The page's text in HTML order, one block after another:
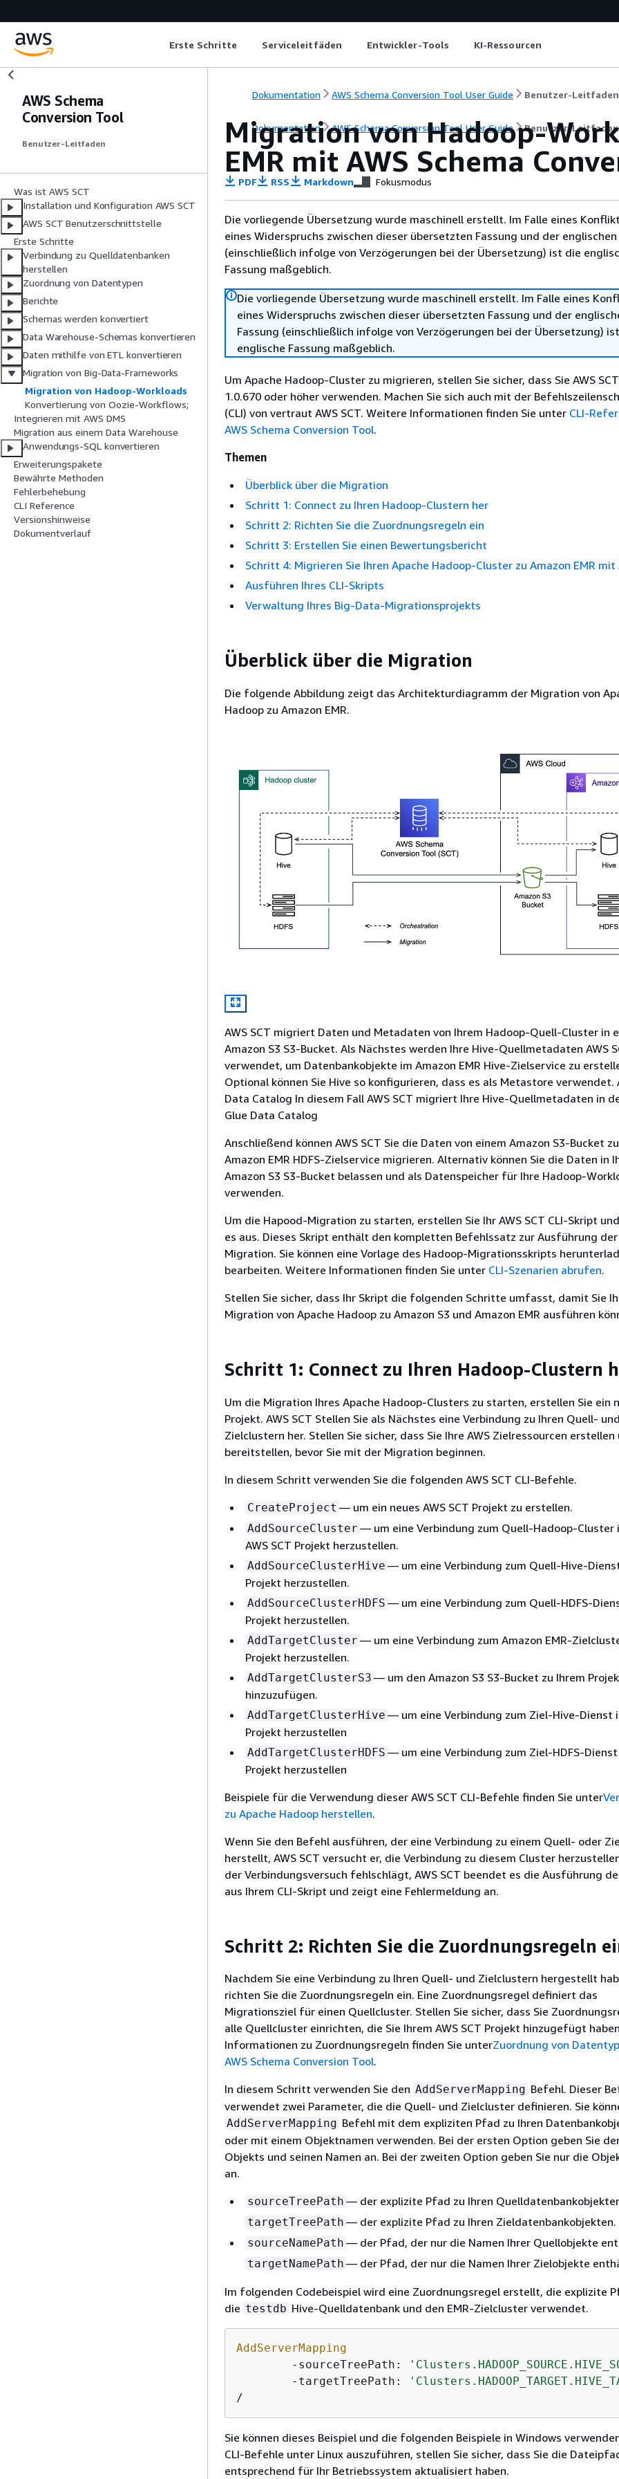
Erste Schritte Serviceleitfäden Entwickler-Tools KI-Ressourcen
AWS Schema
Conversion Tool
Benutzer-Leitfaden
Was ist AWS SCT
Installation und Konfiguration AWS SCT
AWS SCT Benutzerschnittstelle
Erste Schritte
Verbindung zu Quelldatenbanken
herstellen
Zuordnung von Datentypen
Berichte
Schemas werden konvertiert
Data Warehouse-Schemas konvertieren
Daten mithilfe von ETL konvertieren
Migration von Big-Data-Frameworks
Migration von Hadoop-Workloads
Konvertierung von Oozie-Workflows;
Integrieren mit AWS DMS
Migration aus einem Data Warehouse
Anwendungs-SQL konvertieren
Erweiterungspakete
Bewährte Methoden
Fehlerbehebung
CLI Reference
Versionshinweise
Dokumentverlauf
Dokumentation AWS Schema Conversion Tool User Guide Benutzer-Leitfaden
Dokumentation AWS Schema Conversion Tool User Guide Benutzer-Leitfaden
Migration von Hadoop-
EMR mit AWS Schema
PDF RSS Markdown Fokusmodus
Die vorliegende Übersetzung wurde maschinell erstellt. Im Falle eines
eines Widerspruchs zwischen dieser übersetzten Fassung und der englischen
(einschließlich infolge von Verzögerungen bei der Übersetzung) ist die
Fassung maßgeblich.
Die vorliegende Übersetzung wurde maschinell erstellt. Im Falle eines
eines Widerspruchs zwischen dieser übersetzten Fassung und der
Fassung (einschließlich infolge von Verzögerungen bei der Übersetzung)
englische Fassung maßgeblich.
Um Apache Hadoop-Cluster zu migrieren, stellen Sie sicher, dass Sie AWS
1.0.670 oder höher verwenden. Machen Sie sich auch mit der
(CLI) von vertraut AWS SCT. Weitere Informationen finden Sie unter CLI-
AWS Schema Conversion Tool.
Themen
Überblick über die Migration
Schritt 1: Connect zu Ihren Hadoop-Clustern her
Schritt 2: Richten Sie die Zuordnungsregeln ein
Schritt 3: Erstellen Sie einen Bewertungsbericht
Schritt 4: Migrieren Sie Ihren Apache Hadoop-Cluster zu Amazon EMR mit
Ausführen Ihres CLI-Skripts
Verwaltung Ihres Big-Data-Migrationsprojekts
Überblick über die Migration
Die folgende Abbildung zeigt das Architekturdiagramm der Migration von
Hadoop zu Amazon EMR.
AWS SCT migriert Daten und Metadaten von Ihrem Hadoop-Quell-Cluster in
Amazon S3 S3-Bucket. Als Nächstes werden Ihre Hive-Quellmetadaten AWS
verwendet, um Datenbankobjekte im Amazon EMR Hive-Zielservice zu
Optional können Sie Hive so konfigurieren, dass es als Metastore verwendet.
Data Catalog In diesem Fall AWS SCT migriert Ihre Hive-Quellmetadaten in
Glue Data Catalog
Anschließend können AWS SCT Sie die Daten von einem Amazon S3-Bucket
Amazon EMR HDFS-Zielservice migrieren. Alternativ können Sie die Daten in
Amazon S3 S3-Bucket belassen und als Datenspeicher für Ihre Hadoop-
verwenden.
Um die Hapood-Migration zu starten, erstellen Sie Ihr AWS SCT CLI-Skript
es aus. Dieses Skript enthält den kompletten Befehlssatz zur Ausführung der
Migration. Sie können eine Vorlage des Hadoop-Migrationsskripts
bearbeiten. Weitere Informationen finden Sie unter CLI-Szenarien abrufen.
Stellen Sie sicher, dass Ihr Skript die folgenden Schritte umfasst, damit Sie
Migration von Apache Hadoop zu Amazon S3 und Amazon EMR ausführen
Schritt 1: Connect zu Ihren Hadoop-Clustern
Um die Migration Ihres Apache Hadoop-Clusters zu starten, erstellen Sie ein
Projekt. AWS SCT Stellen Sie als Nächstes eine Verbindung zu Ihren Quell-
Zielclustern her. Stellen Sie sicher, dass Sie Ihre AWS Zielressourcen erstellen
bereitstellen, bevor Sie mit der Migration beginnen.
In diesem Schritt verwenden Sie die folgenden AWS SCT CLI-Befehle.
CreateProject — um ein neues AWS SCT Projekt zu erstellen.
AddSourceCluster — um eine Verbindung zum Quell-Hadoop-Cluster
AWS SCT Projekt herzustellen.
AddSourceClusterHive — um eine Verbindung zum Quell-Hive-
Projekt herzustellen.
AddSourceClusterHDFS — um eine Verbindung zum Quell-HDFS-
Projekt herzustellen.
AddTargetCluster — um eine Verbindung zum Amazon EMR-
Projekt herzustellen.
AddTargetClusterS3 — um den Amazon S3 S3-Bucket zu Ihrem
hinzuzufügen.
AddTargetClusterHive — um eine Verbindung zum Ziel-Hive-Dienst
Projekt herzustellen
AddTargetClusterHDFS — um eine Verbindung zum Ziel-HDFS-
Projekt herzustellen
Beispiele für die Verwendung dieser AWS SCT CLI-Befehle finden Sie unter
zu Apache Hadoop herstellen.
Wenn Sie den Befehl ausführen, der eine Verbindung zu einem Quell- oder
herstellt, AWS SCT versucht er, die Verbindung zu diesem Cluster
der Verbindungsversuch fehlschlägt, AWS SCT beendet es die Ausführung
aus Ihrem CLI-Skript und zeigt eine Fehlermeldung an.
Schritt 2: Richten Sie die Zuordnungsregeln
Nachdem Sie eine Verbindung zu Ihren Quell- und Zielclustern hergestellt
richten Sie die Zuordnungsregeln ein. Eine Zuordnungsregel definiert das
Migrationsziel für einen Quellcluster. Stellen Sie sicher, dass Sie
alle Quellcluster einrichten, die Sie Ihrem AWS SCT Projekt hinzugefügt
Informationen zu Zuordnungsregeln finden Sie unterZuordnung von
AWS Schema Conversion Tool.
In diesem Schritt verwenden Sie den AddServerMapping Befehl. Dieser
verwendet zwei Parameter, die die Quell- und Zielcluster definieren. Sie
AddServerMapping Befehl mit dem expliziten Pfad zu Ihren
oder mit einem Objektnamen verwenden. Bei der ersten Option geben Sie
Objekts und seinen Namen an. Bei der zweiten Option geben Sie nur die
an.
sourceTreePath — der explizite Pfad zu Ihren
targetTreePath — der explizite Pfad zu Ihren Zieldatenbankobjekten.
sourceNamePath — der Pfad, der nur die Namen Ihrer Quellobjekte
targetNamePath — der Pfad, der nur die Namen Ihrer Zielobjekte
Im folgenden Codebeispiel wird eine Zuordnungsregel erstellt, die explizite
die testdb Hive-Quelldatenbank und den EMR-Zielcluster verwendet.
AddServerMapping
	-sourceTreePath:
	-targetTreePath:
/
Sie können dieses Beispiel und die folgenden Beispiele in Windows
CLI-Befehle unter Linux auszuführen, stellen Sie sicher, dass Sie die
entsprechend für Ihr Betriebssystem aktualisiert haben.